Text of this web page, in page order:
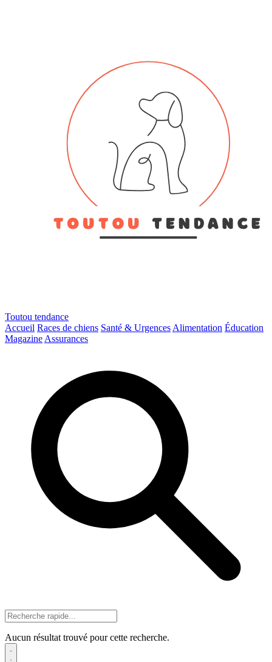
Toutou tendance
Accueil Races de chiens Santé & Urgences Alimentation Éducation
Magazine Assurances
Aucun résultat trouvé pour cette recherche.